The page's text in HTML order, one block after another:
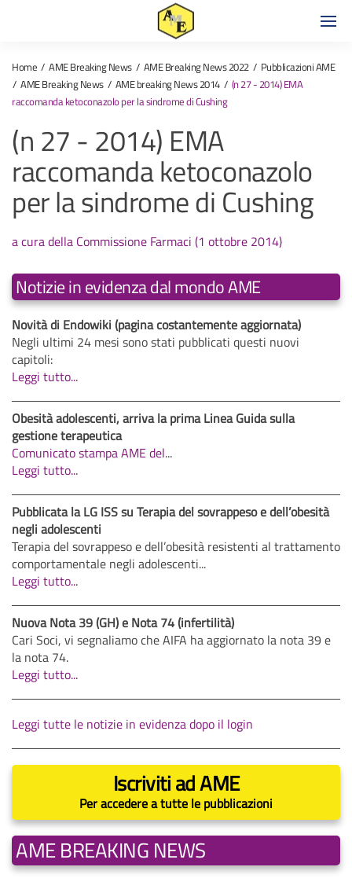
Home AME Breaking News AME Breaking News 2022
Pubblicazioni AME
AME Breaking News
AME breaking News 2014
(n 27 - 2014) EMA
raccomanda ketoconazolo per la sindrome di Cushing
(n 27 - 2014) EMA
raccomanda ketoconazolo
per la sindrome di Cushing
a cura della Commissione Farmaci (1 ottobre 2014)
Notizie in evidenza dal mondo AME
Novità di Endowiki (pagina costantemente aggiornata)
Negli ultimi 24 mesi sono stati pubblicati questi nuovi
capitoli:
Leggi tutto...
Obesità adolescenti, arriva la prima Linea Guida sulla
gestione terapeutica
Comunicato stampa AME del...
Leggi tutto...
Pubblicata la LG ISS su Terapia del sovrappeso e dell’obesità
negli adolescenti
Terapia del sovrappeso e dell’obesità resistenti al trattamento
comportamentale negli adolescenti...
Leggi tutto...
Nuova Nota 39 (GH) e Nota 74 (infertilità)
Cari Soci, vi segnaliamo che AIFA ha aggiornato la nota 39 e
la nota 74.
Leggi tutto...
Leggi tutte le notizie in evidenza dopo il login
Iscriviti ad AME
Per accedere a tutte le pubblicazioni
AME BREAKING NEWS